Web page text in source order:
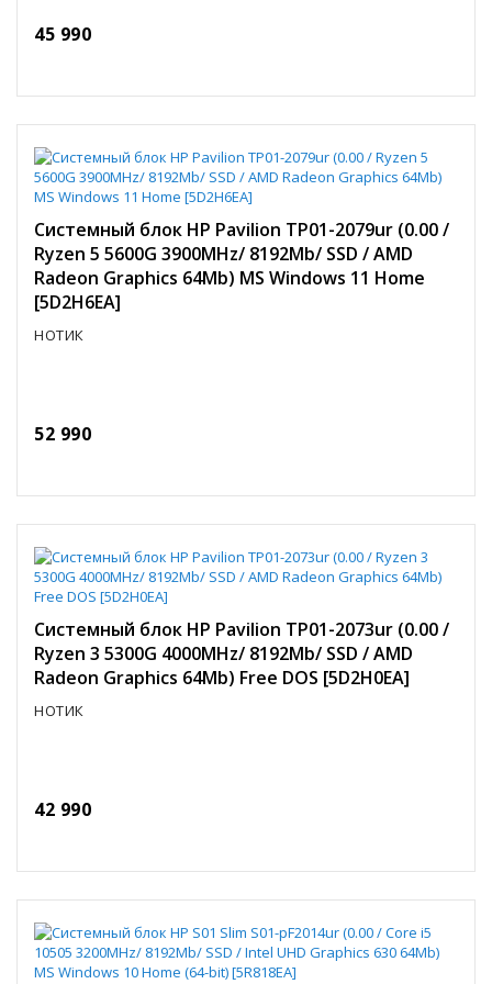
45 990
Системный блок HP Pavilion TP01-2079ur (0.00 /
Ryzen 5 5600G 3900MHz/ 8192Mb/ SSD / AMD
Radeon Graphics 64Mb) MS Windows 11 Home
[5D2H6EA]
НОТИК
52 990
Системный блок HP Pavilion TP01-2073ur (0.00 /
Ryzen 3 5300G 4000MHz/ 8192Mb/ SSD / AMD
Radeon Graphics 64Mb) Free DOS [5D2H0EA]
НОТИК
42 990